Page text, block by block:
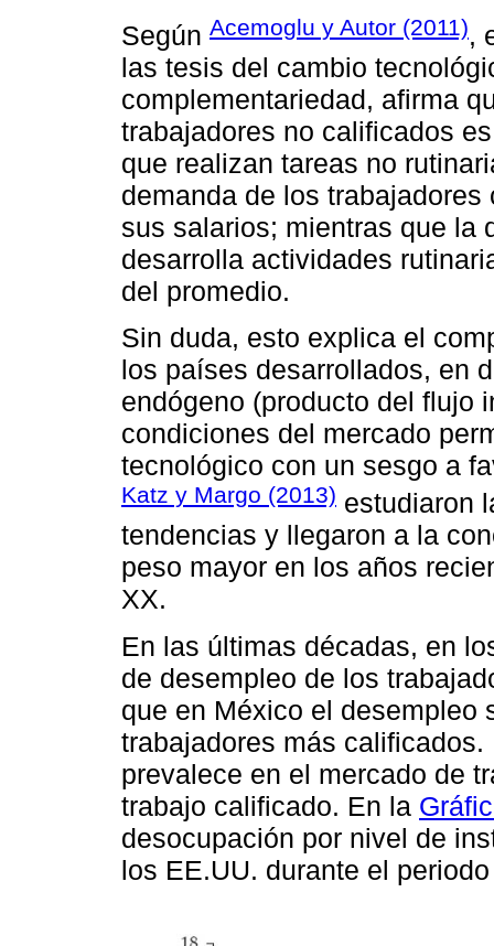
Según Acemoglu y Autor (2011),
las tesis del cambio
complementariedad, afirma
trabajadores no calificados
que realizan tareas no
demanda de los
sus salarios; mientras que la
desarrolla actividades
del promedio.
Sin duda, esto explica el
los países desarrollados, en
endógeno (producto del flujo
condiciones del mercado
tecnológico con un sesgo a
Katz y Margo (2013) estudiaron
tendencias y llegaron a la
peso mayor en los años
XX.
En las últimas décadas, en
de desempleo de los
que en México el desempleo
trabajadores más
prevalece en el mercado de
trabajo calificado. En la
desocupación por nivel de
los EE.UU. durante el